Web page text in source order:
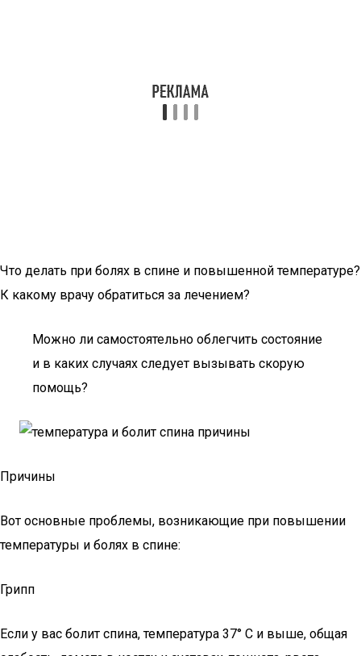
Что делать при болях в спине и повышенной температуре?
К какому врачу обратиться за лечением?
Можно ли самостоятельно облегчить состояние
и в каких случаях следует вызывать скорую
помощь?
Причины
Вот основные проблемы, возникающие при повышении
температуры и болях в спине:
Грипп
Если у вас болит спина, температура 37° С и выше, общая